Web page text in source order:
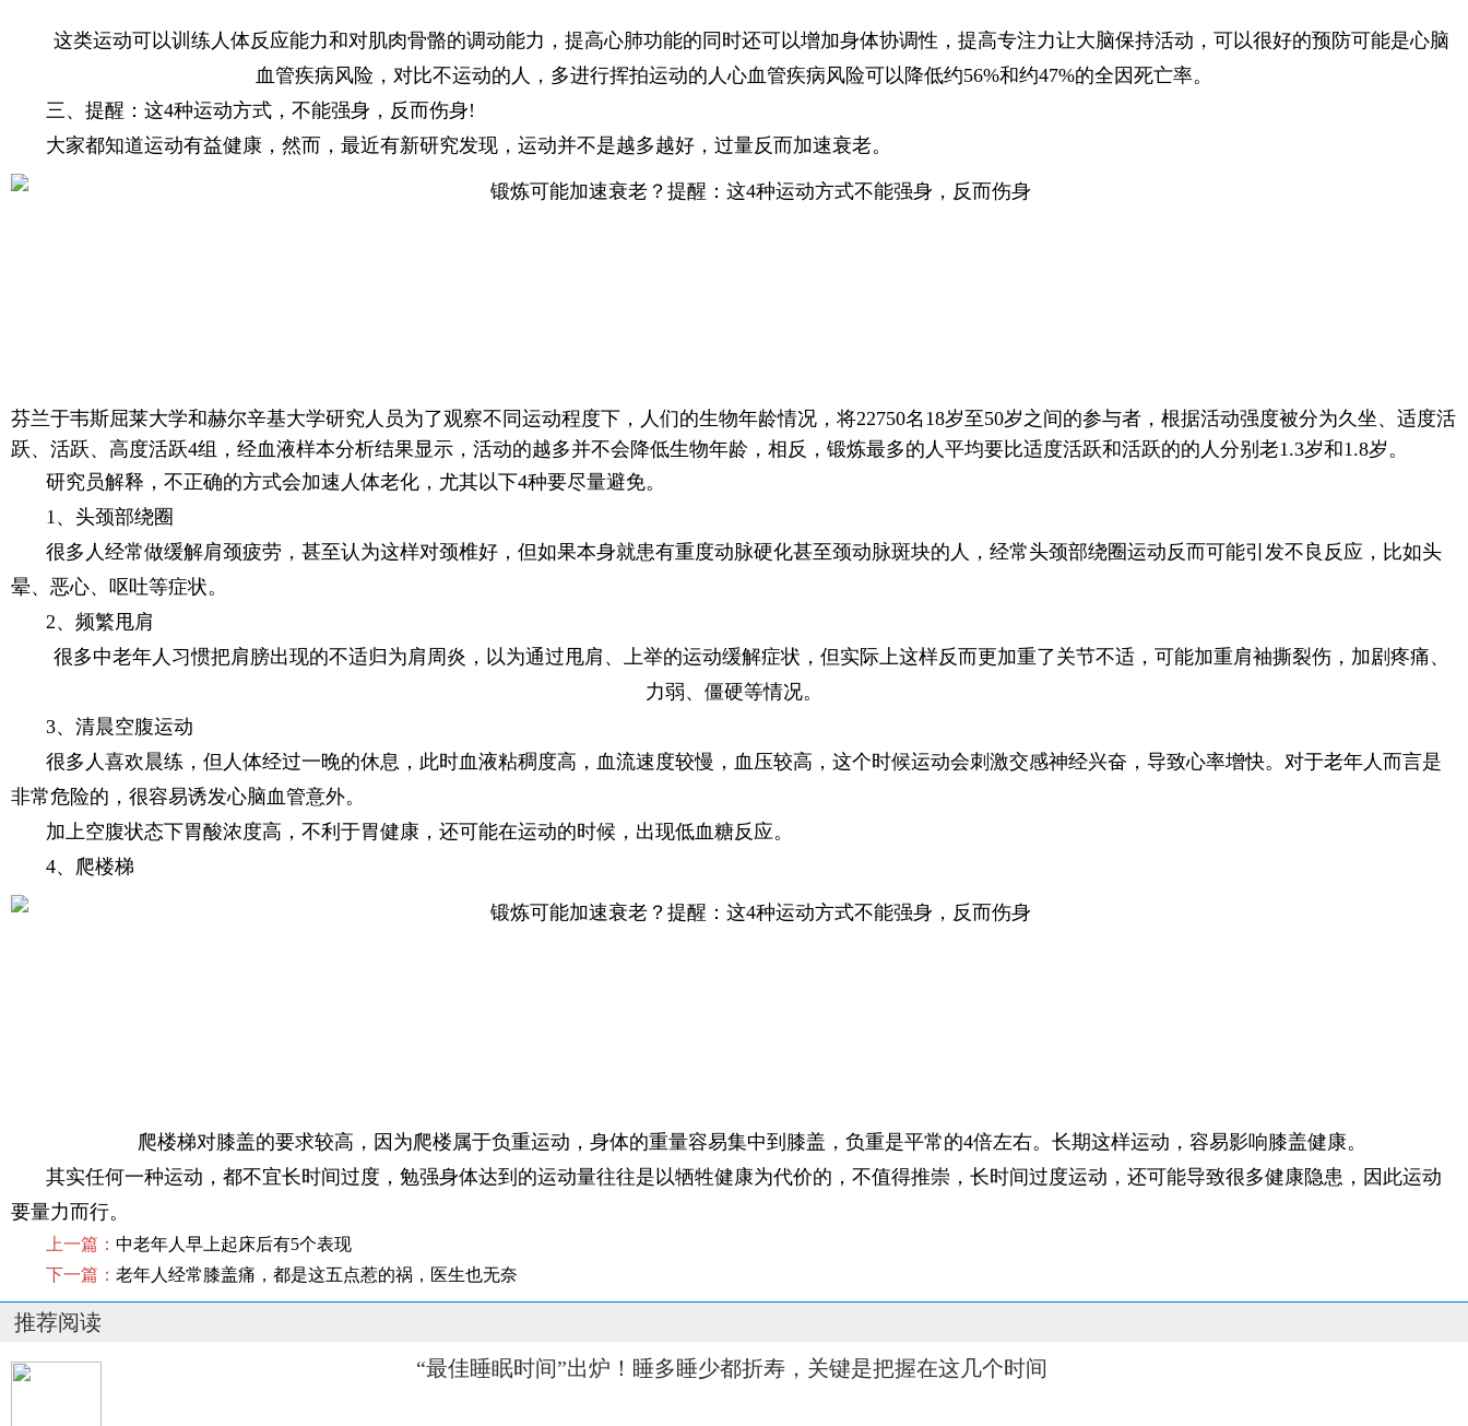
这类运动可以训练人体反应能力和对肌肉骨骼的调动能力，提高心肺功能的同时还可以增加身体协调性，提高专注力让大脑保持活动，可以很好的预防可能是心脑
血管疾病风险，对比不运动的人，多进行挥拍运动的人心血管疾病风险可以降低约56%和约47%的全因死亡率。
三、提醒：这4种运动方式，不能强身，反而伤身!
大家都知道运动有益健康，然而，最近有新研究发现，运动并不是越多越好，过量反而加速衰老。
芬兰于韦斯屈莱大学和赫尔辛基大学研究人员为了观察不同运动程度下，人们的生物年龄情况，将22750名18岁至50岁之间的参与者，根据活动强度被分为久坐、适度活
跃、活跃、高度活跃4组，经血液样本分析结果显示，活动的越多并不会降低生物年龄，相反，锻炼最多的人平均要比适度活跃和活跃的的人分别老1.3岁和1.8岁。
研究员解释，不正确的方式会加速人体老化，尤其以下4种要尽量避免。
1、头颈部绕圈
很多人经常做缓解肩颈疲劳，甚至认为这样对颈椎好，但如果本身就患有重度动脉硬化甚至颈动脉斑块的人，经常头颈部绕圈运动反而可能引发不良反应，比如头
晕、恶心、呕吐等症状。
2、频繁甩肩
很多中老年人习惯把肩膀出现的不适归为肩周炎，以为通过甩肩、上举的运动缓解症状，但实际上这样反而更加重了关节不适，可能加重肩袖撕裂伤，加剧疼痛、
力弱、僵硬等情况。
3、清晨空腹运动
很多人喜欢晨练，但人体经过一晚的休息，此时血液粘稠度高，血流速度较慢，血压较高，这个时候运动会刺激交感神经兴奋，导致心率增快。对于老年人而言是
非常危险的，很容易诱发心脑血管意外。
加上空腹状态下胃酸浓度高，不利于胃健康，还可能在运动的时候，出现低血糖反应。
4、爬楼梯
爬楼梯对膝盖的要求较高，因为爬楼属于负重运动，身体的重量容易集中到膝盖，负重是平常的4倍左右。长期这样运动，容易影响膝盖健康。
其实任何一种运动，都不宜长时间过度，勉强身体达到的运动量往往是以牺牲健康为代价的，不值得推崇，长时间过度运动，还可能导致很多健康隐患，因此运动
要量力而行。
上一篇： 中老年人早上起床后有5个表现
下一篇： 老年人经常膝盖痛，都是这五点惹的祸，医生也无奈
推荐阅读
“最佳睡眠时间”出炉！睡多睡少都折寿，关键是把握在这几个时间